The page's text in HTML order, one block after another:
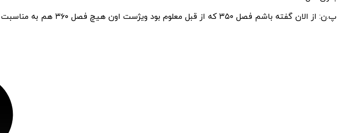
پ.ن: از الان گفته باشم فصل ۳۵۰ که از قبل معلوم بود ویژست اون هیچ فصل ۳۶۰ هم به مناسبت برگشتنم ویژه میزارم( فقط همین یه بار یهو سر فصل ۳۷۰ نیاید بگید چرا ویژه نیست)